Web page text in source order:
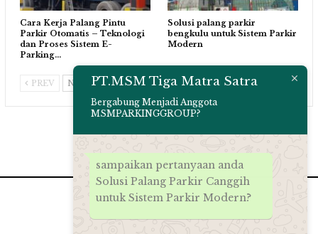
Cara Kerja Palang Pintu
Parkir Otomatis – Teknologi
dan Proses Sistem E-
Parking…
Solusi palang parkir
bengkulu untuk Sistem Parkir
Modern
PREV NEXTPT.MSM Tiga Matra Satra
Bergabung Menjadi Anggota
MSMPARKINGGROUP?
sampaikan pertanyaan anda
Solusi Palang Parkir Canggih
untuk Sistem Parkir Modern?